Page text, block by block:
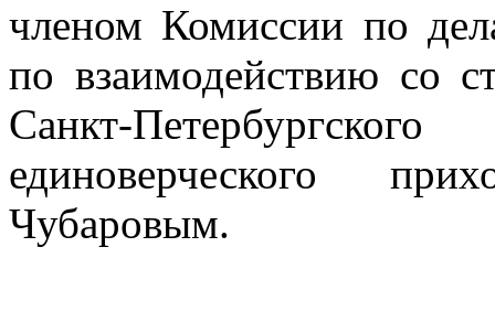
членом Комиссии по
по взаимодействию со
Санкт-
единоверческого
Чубаровым.